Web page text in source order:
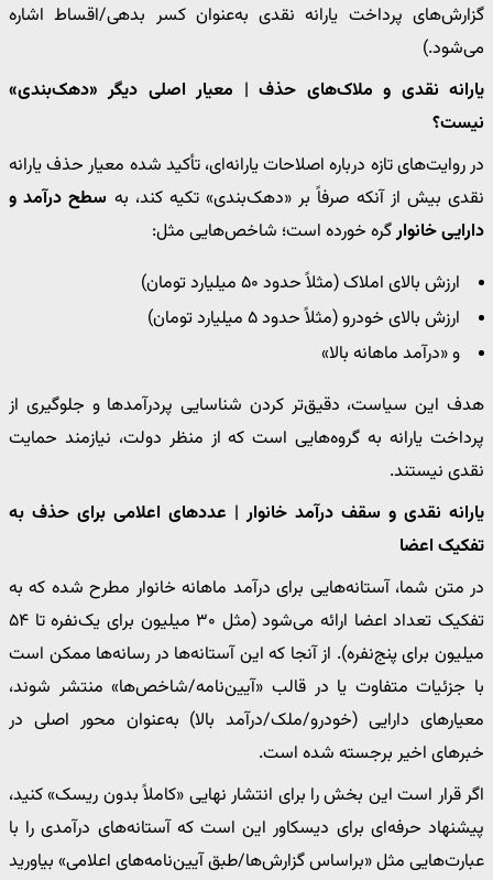
گزارش‌های پرداخت یارانه نقدی به‌عنوان کسر بدهی/اقساط اشاره
می‌شود.)
یارانه نقدی و ملاک‌های حذف | معیار اصلی دیگر «دهک‌بندی»
نیست؟
در روایت‌های تازه درباره اصلاحات یارانه‌ای، تأکید شده معیار حذف یارانه
نقدی بیش از آنکه صرفاً بر «دهک‌بندی» تکیه کند، به سطح درآمد و
دارایی خانوارگره خورده است؛ شاخص‌هایی مثل:
ارزش بالای املاک (مثلاً حدود ۵۰ میلیارد تومان)
ارزش بالای خودرو (مثلاً حدود ۵ میلیارد تومان)
و «درآمد ماهانه بالا»
هدف این سیاست، دقیق‌تر کردن شناسایی پردرآمدها و جلوگیری از
پرداخت یارانه به گروه‌هایی است که از منظر دولت، نیازمند حمایت
نقدی نیستند.
یارانه نقدی و سقف درآمد خانوار | عددهای اعلامی برای حذف به
تفکیک اعضا
در متن شما، آستانه‌هایی برای درآمد ماهانه خانوار مطرح شده که به
تفکیک تعداد اعضا ارائه می‌شود (مثل ۳۰ میلیون برای یک‌نفره تا ۵۴
میلیون برای پنج‌نفره). از آنجا که این آستانه‌ها در رسانه‌ها ممکن است
با جزئیات متفاوت یا در قالب «آیین‌نامه/شاخص‌ها» منتشر شوند،
معیارهای دارایی (خودرو/ملک/درآمد بالا) به‌عنوان محور اصلی در
خبرهای اخیر برجسته شده است.
اگر قرار است این بخش را برای انتشار نهایی «کاملاً بدون ریسک» کنید،
پیشنهاد حرفه‌ای برای دیسکاور این است که آستانه‌های درآمدی را با
عبارت‌هایی مثل «براساس گزارش‌ها/طبق آیین‌نامه‌های اعلامی» بیاورید